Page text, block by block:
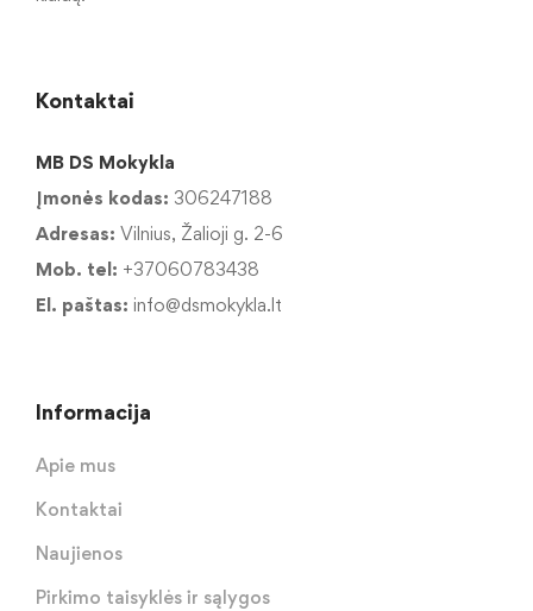
Kontaktai
MB DS Mokykla
Įmonės kodas: 306247188
Adresas: Vilnius, Žalioji g. 2-6
Mob. tel: +37060783438
El. paštas: info@dsmokykla.lt
Informacija
Apie mus
Kontaktai
Naujienos
Pirkimo taisyklės ir sąlygos